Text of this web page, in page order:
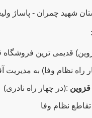
شهید چمران - پاساژ
قدیمی ترین
:(در چهار راه نادری)
نظام وفا